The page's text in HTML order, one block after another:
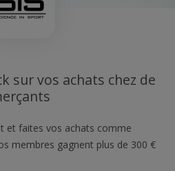
sur vos achats chez de
et faites vos achats comme
membres gagnent plus de 300 €